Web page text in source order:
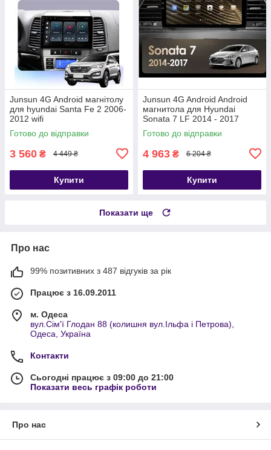
Junsun 4G Android магнітолу
для hyundai Santa Fe 2 2006-
2012 wifi
Готово до відправки
3 560 ₴ 4 449 ₴
Купити
Junsun 4G Android Android
магнитола для Hyundai
Sonata 7 LF 2014 - 2017
Готово до відправки
4 963 ₴ 6 204 ₴
Купити
Показати ще
Про нас
99% позитивних з 487 відгуків за рік
Працює з 16.09.2011
м. Одеса
вул.Сім'ї Глодан 88 (колишня вул.Ільфа і Петрова),
Одеса, Україна
Контакти
Сьогодні працює з 09:00 до 21:00
Показати весь графік роботи
Про нас